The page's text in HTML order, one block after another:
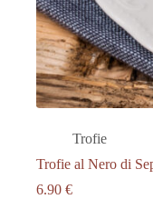
Trofie
Trofie al Nero di
6.90 €